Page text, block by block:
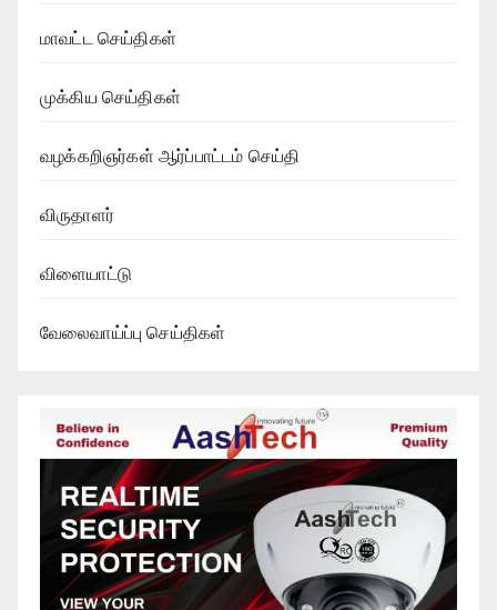
மாவட்ட செய்திகள்
முக்கிய செய்திகள்
வழக்கறிஞர்கள் ஆர்ப்பாட்டம் செய்தி
விருதாளர்
விளையாட்டு
வேலைவாய்ப்பு செய்திகள்